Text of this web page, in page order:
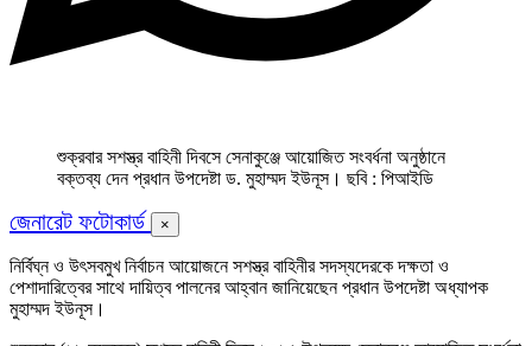
শুক্রবার সশস্ত্র বাহিনী দিবসে সেনাকুঞ্জে আয়োজিত সংবর্ধনা অনুষ্ঠানে
বক্তব্য দেন প্রধান উপদেষ্টা ড. মুহাম্মদ ইউনূস। ছবি : পিআইডি
জেনারেট ফটোকার্ড ×
নির্বিঘ্ন ও উৎসবমুখ নির্বাচন আয়োজনে সশস্ত্র বাহিনীর সদস্যদেরকে দক্ষতা ও
পেশাদারিত্বের সাথে দায়িত্ব পালনের আহ্বান জানিয়েছেন প্রধান উপদেষ্টা অধ্যাপক
মুহাম্মদ ইউনূস।